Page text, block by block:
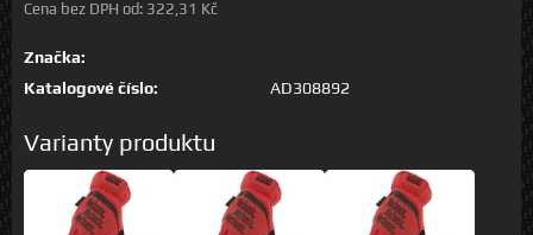
Cena bez DPH od: 322,31 Kč
Značka:
Katalogové číslo:
AD308892
Varianty produktu